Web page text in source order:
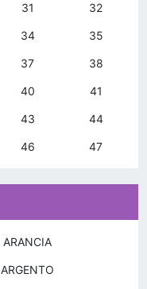
31 32
34 35
37 38
40 41
43 44
46 47
ARANCIA
ARGENTO